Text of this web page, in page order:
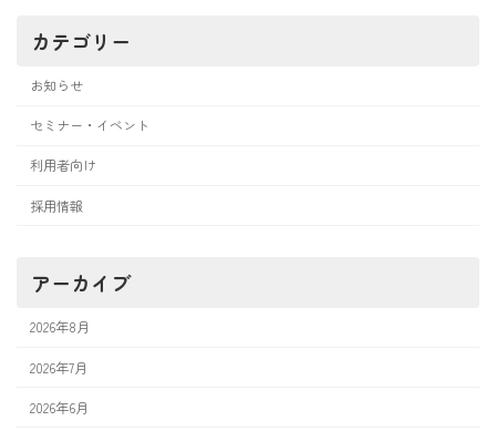
カテゴリー
お知らせ
セミナー・イベント
利用者向け
採用情報
アーカイブ
2026年8月
2026年7月
2026年6月